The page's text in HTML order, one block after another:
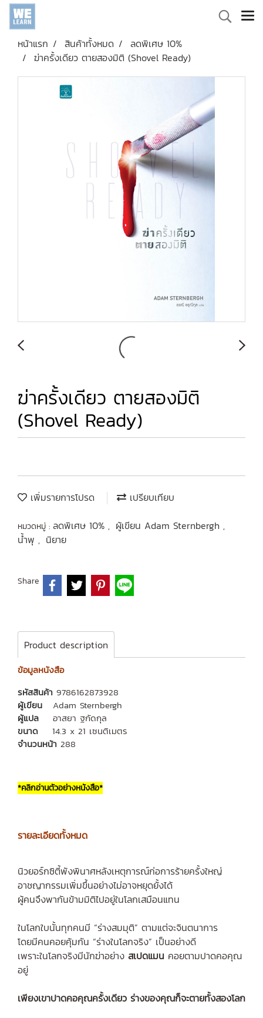
หน้าแรก สินค้าทั้งหมด
ลดพิเศษ 10%
ฆ่าครั้งเดียว ตายสองมิติ (Shovel Ready)
ฆ่าครั้งเดียว ตายสองมิติ
(Shovel Ready)
เพิ่มรายการโปรด เปรียบเทียบ
หมวดหมู่ : ลดพิเศษ 10% , ผู้เขียน Adam Sternbergh ,
น้ำพุ , นิยาย
Share
Product description
ข้อมูลหนังสือ
รหัสสินค้า 9786162873928
ผู้เขียน
Adam Sternbergh
ผู้แปล อาสยา ฐกัดกุล
ขนาด 14.3 x 21 เซนติเมตร
จำนวนหน้า 288
*คลิกอ่านตัวอย่างหนังสือ*
รายละเอียดทั้งหมด
นิวยอร์กซิตี้พังพินาศหลังเหตุการณ์ก่อการร้ายครั้งใหญ่
อาชญากรรมเพิ่มขึ้นอย่างไม่อาจหยุดยั้งได้
ผู้คนจึงพากันข้ามมิติไปอยู่ในโลกเสมือนแทน
ในโลกใบนั้นทุกคนมี “ร่างสมมุติ” ตามแต่จะจินตนาการ
โดยมีคนคอยคุ้มกัน “ร่างในโลกจริง” เป็นอย่างดี
เพราะในโลกจริงมีนักฆ่าอย่าง สเปดแมน คอยตามปาดคอคุณ
อยู่
เพียงเขาปาดคอคุณครั้งเดียว ร่างของคุณก็จะตายทั้งสองโลก